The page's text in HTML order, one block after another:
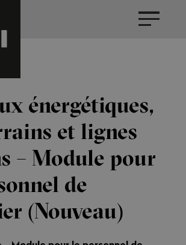
énergétiques,
et lignes
– Module pour
de
(Nouveau)